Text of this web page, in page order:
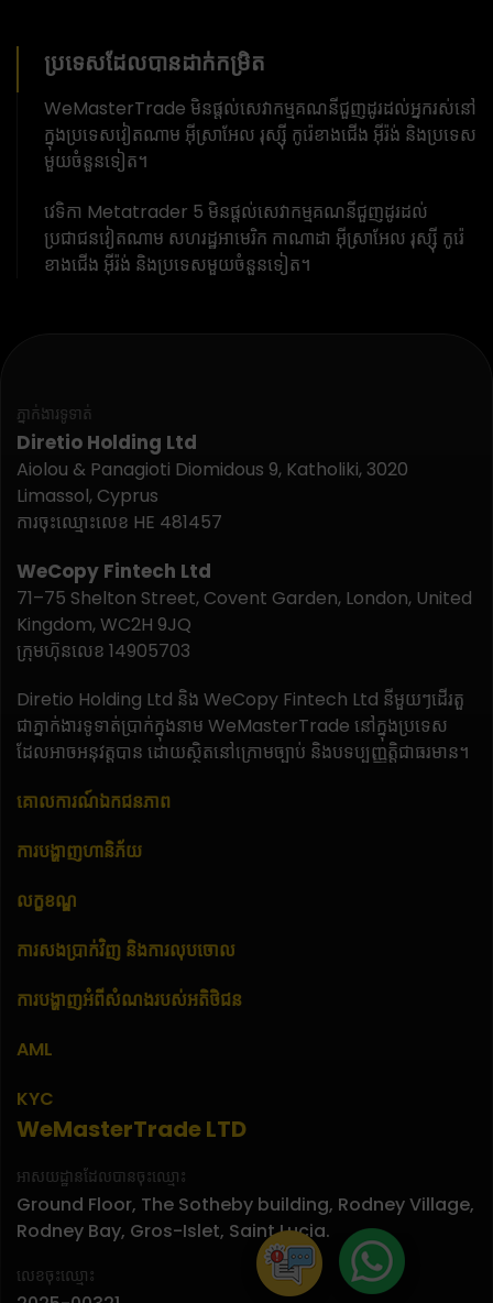
ប្រទេសដែលបានដាក់កម្រិត
WeMasterTrade មិនផ្តល់សេវាកម្មគណនីជួញដូរដល់អ្នករស់នៅ
ក្នុងប្រទេសវៀតណាម អ៊ីស្រាអែល រុស្ស៊ី កូរ៉េខាងជើង អ៊ីរ៉ង់ និងប្រទេស
មួយចំនួនទៀត។
វេទិកា Metatrader 5 មិនផ្តល់សេវាកម្មគណនីជួញដូរដល់
ប្រជាជនវៀតណាម សហរដ្ឋអាមេរិក កាណាដា អ៊ីស្រាអែល រុស្ស៊ី កូរ៉េ
ខាងជើង អ៊ីរ៉ង់ និងប្រទេសមួយចំនួនទៀត។
WeMasterTrade LTD
អាសយដ្ឋានដែលបានចុះឈ្មោះ
Ground Floor, The Sotheby building, Rodney Village,
Rodney Bay, Gros-Islet, Saint Lucia.
លេខចុះឈ្មោះ
ភ្នាក់ងារទូទាត់
Diretio Holding Ltd
Aiolou & Panagioti Diomidous 9, Katholiki, 3020
Limassol, Cyprus
ការចុះឈ្មោះលេខ HE 481457
WeCopy Fintech Ltd
71–75 Shelton Street, Covent Garden, London, United
Kingdom, WC2H 9JQ
ក្រុមហ៊ុនលេខ 14905703
Diretio Holding Ltd និង WeCopy Fintech Ltd នីមួយៗដើរតួ
ជាភ្នាក់ងារទូទាត់ប្រាក់ក្នុងនាម WeMasterTrade នៅក្នុងប្រទេស
ដែលអាចអនុវត្តបាន ដោយស្ថិតនៅក្រោមច្បាប់ និងបទប្បញ្ញត្តិជាធរមាន។
គោលការណ៍ឯកជនភាព
ការបង្ហាញហានិភ័យ
លក្ខខណ្ឌ
ការសងប្រាក់វិញ និងការលុបចោល
ការបង្ហាញអំពីសំណងរបស់អតិថិជន
AML
KYC